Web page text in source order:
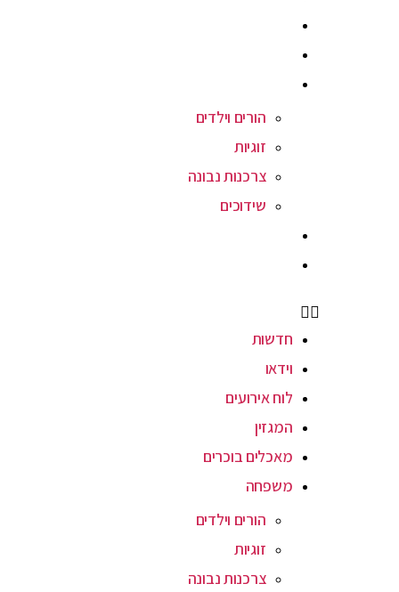
הורים וילדים
זוגיות
צרכנות נבונה
שידוכים
חדשות
וידאו
לוח אירועים
המגזין
מאכלים בוכרים
משפחה
הורים וילדים
זוגיות
צרכנות נבונה